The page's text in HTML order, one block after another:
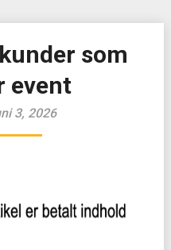
som
event
3, 2026